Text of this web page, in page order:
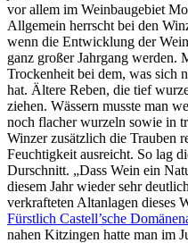
vor allem im Weinbaugebiet
Allgemein herrscht bei den
wenn die Entwicklung der
ganz großer Jahrgang werden.
Trockenheit bei dem, was sich
hat. Ältere Reben, die tief
ziehen. Wässern musste man
noch flacher wurzeln sowie in
Winzer zusätzlich die Trauben
Feuchtigkeit ausreicht. So lag
Durschnitt. „Dass Wein ein
diesem Jahr wieder sehr
verkrafteten Altanlagen dieses
Fürstlich Castell’sche
nahen Kitzingen hatte man im